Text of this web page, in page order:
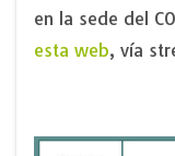
en la sede del
esta web, vía